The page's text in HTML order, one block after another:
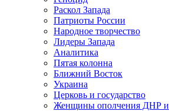
Раскол Запада
Патриоты России
Народное творчество
Лидеры Запада
Аналитика
Пятая колонна
Ближний Восток
Украина
Церковь и государство
Женщины ополчения ДНР и